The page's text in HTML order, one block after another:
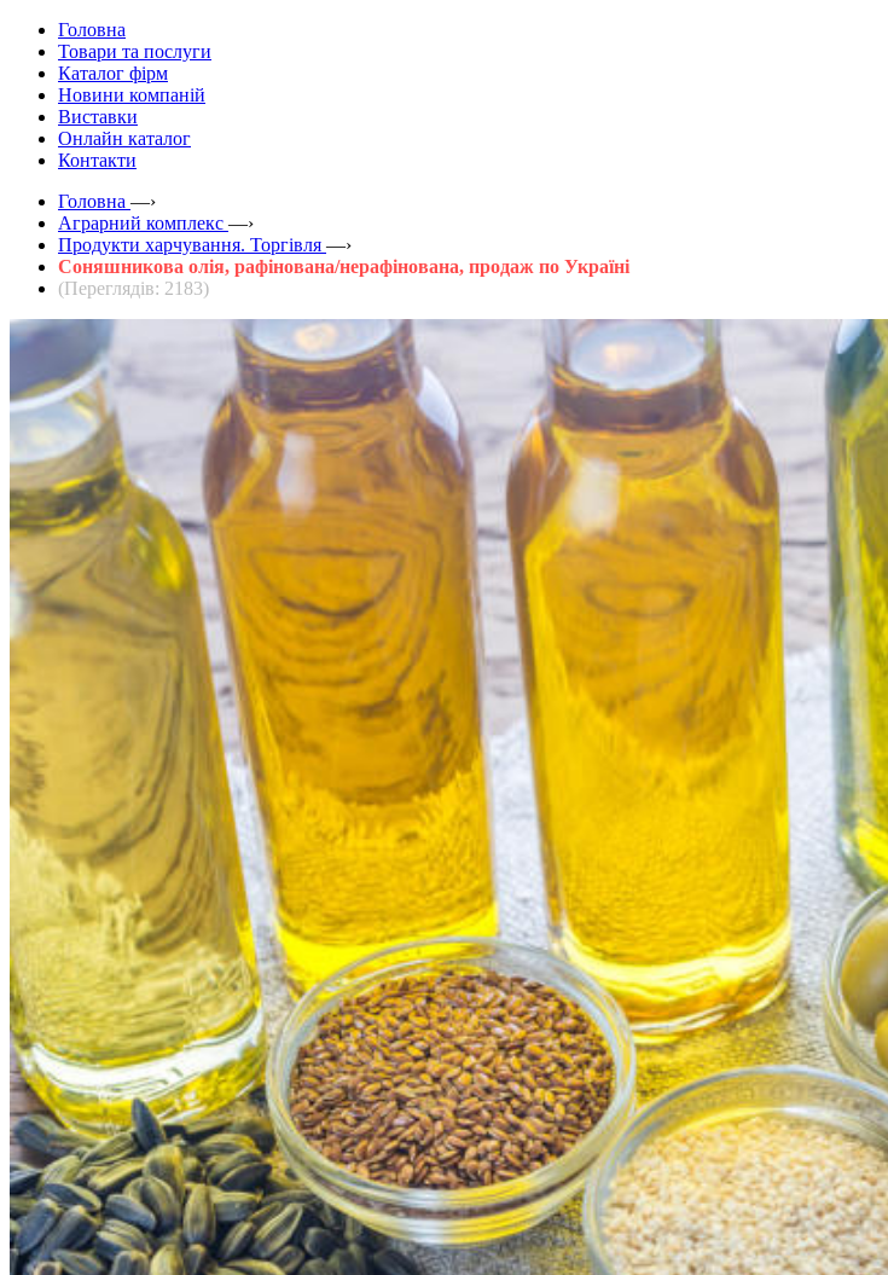
Головна
Товари та послуги
Каталог фірм
Новини компаній
Виставки
Онлайн каталог
Контакти
Головна —›
Аграрний комплекс —›
Продукти харчування. Торгівля —›
Соняшникова олія, рафінована/нерафінована, продаж по Україні
(Переглядів: 2183)